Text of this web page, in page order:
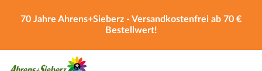
70 Jahre Ahrens+Sieberz - Versandkostenfrei ab 70 €
Bestellwert!